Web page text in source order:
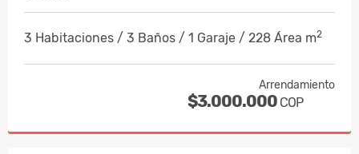
3 Habitaciones / 3 Baños / 1 Garaje / 228 Área m2
Arrendamiento
$3.000.000 COP